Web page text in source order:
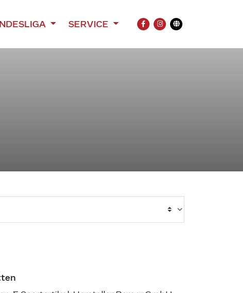
SERVICE
FACEBOOK
INSTAGRAM
Übersetzung